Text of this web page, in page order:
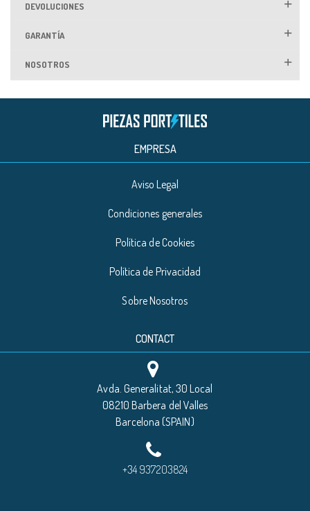
DEVOLUCIONES
GARANTÍA
NOSOTROS
EMPRESA
Aviso Legal
Condiciones generales
Política de Cookies
Política de Privacidad
Sobre Nosotros
CONTACT
Avda. Generalitat, 30 Local
08210 Barbera del Valles
Barcelona (SPAIN)
+34 937203824